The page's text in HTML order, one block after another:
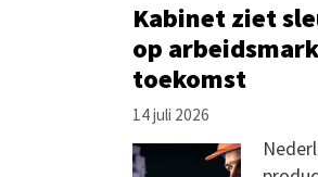
Kabinet ziet
op
toekomst
14 juli 2026